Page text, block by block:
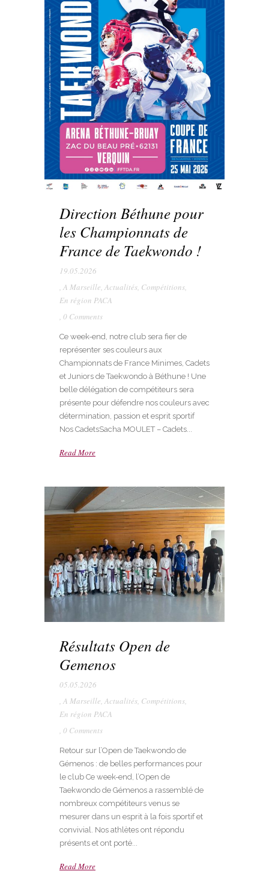
Direction Béthune pour
les Championnats de
France de Taekwondo !
19.05.2026
, A Marseille, Actualités, Compétitions,
En région PACA
, 0 Comments
Ce week-end, notre club sera fier de
représenter ses couleurs aux
Championnats de France Minimes, Cadets
et Juniors de Taekwondo à Béthune ! Une
belle délégation de compétiteurs sera
présente pour défendre nos couleurs avec
détermination, passion et esprit sportif
Nos CadetsSacha MOULET – Cadets...
Read More
Résultats Open de
Gemenos
05.05.2026
, A Marseille, Actualités, Compétitions,
En région PACA
, 0 Comments
Retour sur l’Open de Taekwondo de
Gémenos : de belles performances pour
le club Ce week-end, l’Open de
Taekwondo de Gémenos a rassemblé de
nombreux compétiteurs venus se
mesurer dans un esprit à la fois sportif et
convivial. Nos athlètes ont répondu
présents et ont porté...
Read More